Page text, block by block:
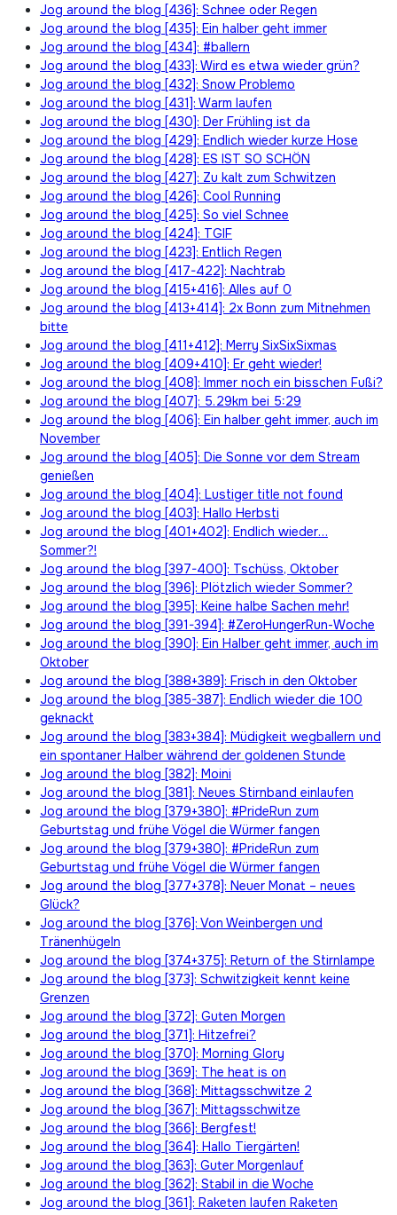
Jog around the blog [436]: Schnee oder Regen
Jog around the blog [435]: Ein halber geht immer
Jog around the blog [434]: #ballern
Jog around the blog [433]: Wird es etwa wieder grün?
Jog around the blog [432]: Snow Problemo
Jog around the blog [431]: Warm laufen
Jog around the blog [430]: Der Frühling ist da
Jog around the blog [429]: Endlich wieder kurze Hose
Jog around the blog [428]: ES IST SO SCHÖN
Jog around the blog [427]: Zu kalt zum Schwitzen
Jog around the blog [426]: Cool Running
Jog around the blog [425]: So viel Schnee
Jog around the blog [424]: TGIF
Jog around the blog [423]: Entlich Regen
Jog around the blog [417-422]: Nachtrab
Jog around the blog [415+416]: Alles auf 0
Jog around the blog [413+414]: 2x Bonn zum Mitnehmen
bitte
Jog around the blog [411+412]: Merry SixSixSixmas
Jog around the blog [409+410]: Er geht wieder!
Jog around the blog [408]: Immer noch ein bisschen Fußi?
Jog around the blog [407]: 5.29km bei 5:29
Jog around the blog [406]: Ein halber geht immer, auch im
November
Jog around the blog [405]: Die Sonne vor dem Stream
genießen
Jog around the blog [404]: Lustiger title not found
Jog around the blog [403]: Hallo Herbsti
Jog around the blog [401+402]: Endlich wieder…
Sommer?!
Jog around the blog [397-400]: Tschüss, Oktober
Jog around the blog [396]: Plötzlich wieder Sommer?
Jog around the blog [395]: Keine halbe Sachen mehr!
Jog around the blog [391-394]: #ZeroHungerRun-Woche
Jog around the blog [390]: Ein Halber geht immer, auch im
Oktober
Jog around the blog [388+389]: Frisch in den Oktober
Jog around the blog [385-387]: Endlich wieder die 100
geknackt
Jog around the blog [383+384]: Müdigkeit wegballern und
ein spontaner Halber während der goldenen Stunde
Jog around the blog [382]: Moini
Jog around the blog [381]: Neues Stirnband einlaufen
Jog around the blog [379+380]: #PrideRun zum
Geburtstag und frühe Vögel die Würmer fangen
Jog around the blog [379+380]: #PrideRun zum
Geburtstag und frühe Vögel die Würmer fangen
Jog around the blog [377+378]: Neuer Monat – neues
Glück?
Jog around the blog [376]: Von Weinbergen und
Tränenhügeln
Jog around the blog [374+375]: Return of the Stirnlampe
Jog around the blog [373]: Schwitzigkeit kennt keine
Grenzen
Jog around the blog [372]: Guten Morgen
Jog around the blog [371]: Hitzefrei?
Jog around the blog [370]: Morning Glory
Jog around the blog [369]: The heat is on
Jog around the blog [368]: Mittagsschwitze 2
Jog around the blog [367]: Mittagsschwitze
Jog around the blog [366]: Bergfest!
Jog around the blog [364]: Hallo Tiergärten!
Jog around the blog [363]: Guter Morgenlauf
Jog around the blog [362]: Stabil in die Woche
Jog around the blog [361]: Raketen laufen Raketen